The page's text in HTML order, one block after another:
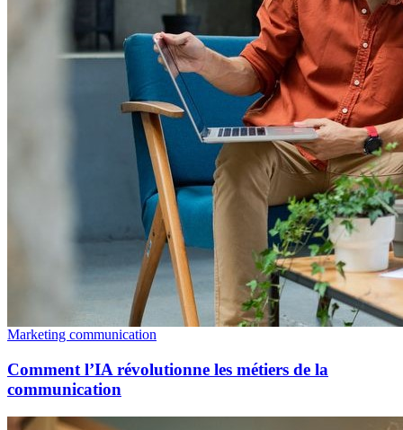
Marketing communication
Comment l’IA révolutionne les métiers de la
communication